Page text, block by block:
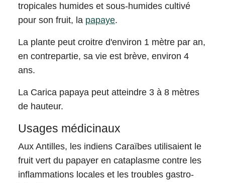
tropicales humides et sous-humides cultivé
pour son fruit, la papaye.
La plante peut croitre d'environ 1 mètre par an,
en contrepartie, sa vie est brève, environ 4
ans.
La Carica papaya peut atteindre 3 à 8 mètres
de hauteur.
Usages médicinaux
Aux Antilles, les indiens Caraïbes utilisaient le
fruit vert du papayer en cataplasme contre les
inflammations locales et les troubles gastro-